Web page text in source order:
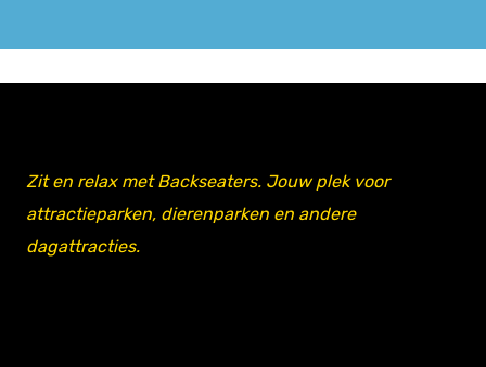
Zit en relax met Backseaters. Jouw plek voor
attractieparken, dierenparken en andere
dagattracties.